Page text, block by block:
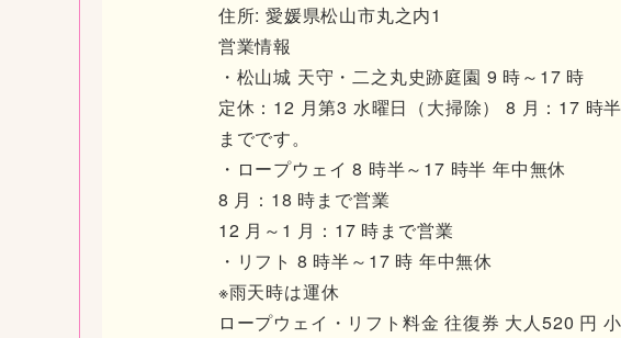
住所: 愛媛県松山市丸之内1
営業情報
・松山城 天守・二之丸史跡庭園 9 時～17 時
定休：12 月第3 水曜日（大掃除） 8 月：17 時
までです。
・ロープウェイ 8 時半～17 時半 年中無休
8 月：18 時まで営業
12 月～1 月：17 時まで営業
・リフト 8 時半～17 時 年中無休
※雨天時は運休
ロープウェイ・リフト料金 往復券 大人520 円